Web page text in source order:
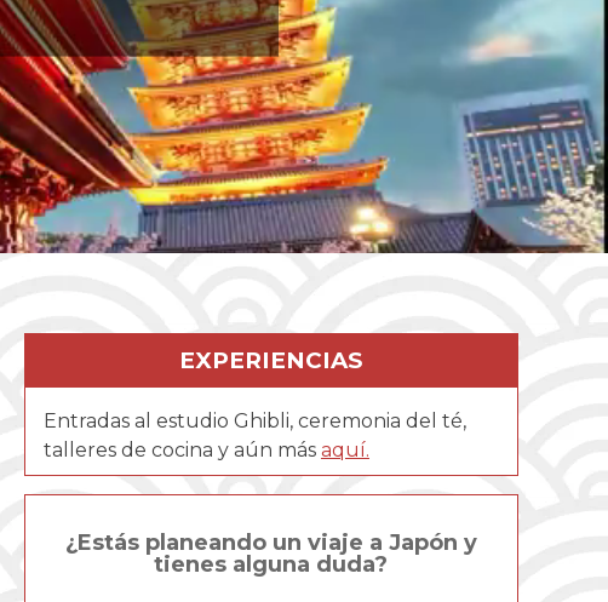
EXPERIENCIAS
Entradas al estudio Ghibli, ceremonia del té,
talleres de cocina y aún más aquí.
¿Estás planeando un viaje a Japón y
tienes alguna duda?